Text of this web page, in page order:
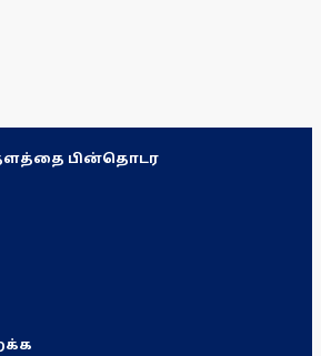
பின்தொடர